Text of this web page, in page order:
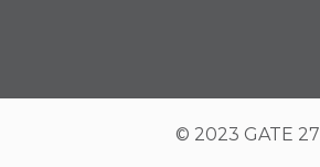
© 2023 GATE 27